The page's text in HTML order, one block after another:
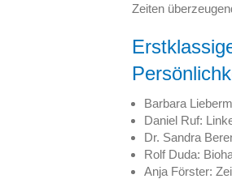
Zeiten
Barbara
Daniel Ruf:
Dr. Sandra
Rolf Duda:
Anja Förster: